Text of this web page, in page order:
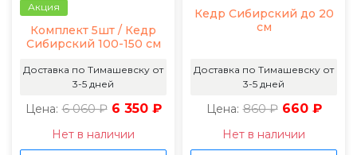
Акция
Комплект 5шт / Кедр
Сибирский 100-150 см
Доставка по Тимашевску от
3-5 дней
Цена: 6 060 ₽ 6 350 ₽
Нет в наличии
Кедр Сибирский до 20
см
Доставка по Тимашевску от
3-5 дней
Цена: 860 ₽ 660 ₽
Нет в наличии